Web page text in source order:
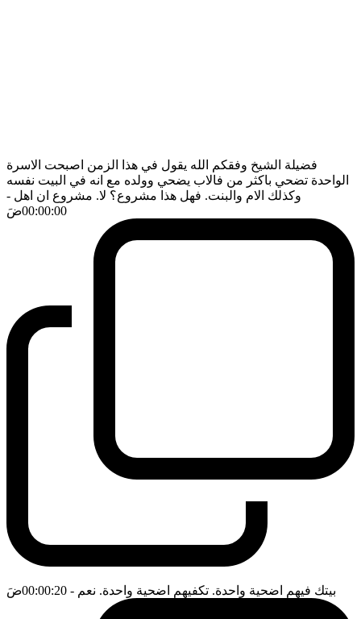
فضيلة الشيخ وفقكم الله يقول في هذا الزمن اصبحت الاسرة
الواحدة تضحي باكثر من فالاب يضحي وولده مع انه في البيت نفسه
وكذلك الام والبنت. فهل هذا مشروع؟ لا. مشروع ان اهل -
00:00:00ضَ
بيتك فيهم اضحية واحدة. تكفيهم اضحية واحدة. نعم - 00:00:20 ضَ